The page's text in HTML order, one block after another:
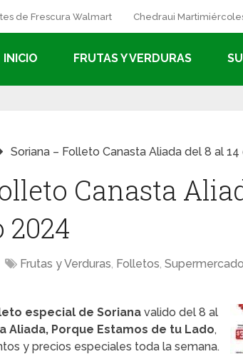
de Frescura Walmart Chedraui
INICIO FRUTAS Y VERDURAS
Soriana – Folleto Canasta Aliada del 8 al
Canasta
2024
Frutas y Verduras, Folletos,
especial de Soriana valido del 8 al
Aliada, Porque Estamos de tu Lado,
y precios especiales toda la semana.